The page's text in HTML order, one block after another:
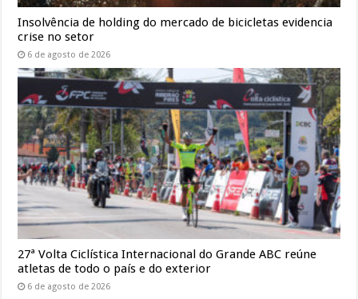
Insolvência de holding do mercado de bicicletas evidencia
crise no setor
6 de agosto de 2026
27ª Volta Ciclística Internacional do Grande ABC reúne
atletas de todo o país e do exterior
6 de agosto de 2026